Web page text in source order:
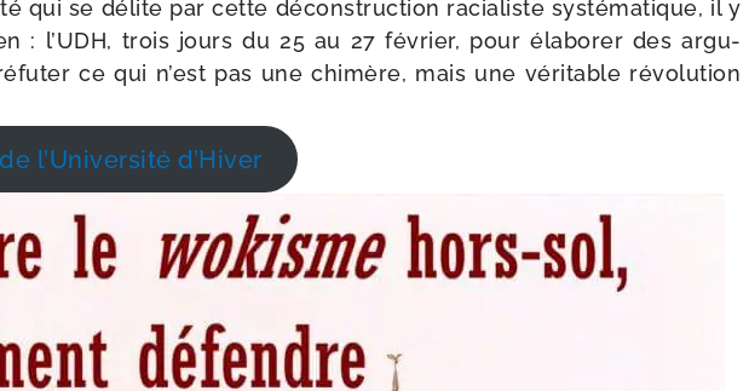
qui se délite par cette décons­truc­tion racia­liste sys­té­ma­tique, il y
: l’UDH, trois jours du 25 au 27 février, pour éla­bo­rer des argu­
ce qui n’est pas une chi­mère, mais une véri­table révo­lu­tion
l’Université d’Hiver